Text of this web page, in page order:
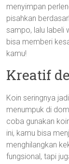
menyimpan
pisahkan
sampo, lalu labeli
bisa memberi
kamu!
Kreatif
Koin seringnya
menumpuk di
coba gunakan
ini, kamu bisa
menghilangkan
fungsional, tapi